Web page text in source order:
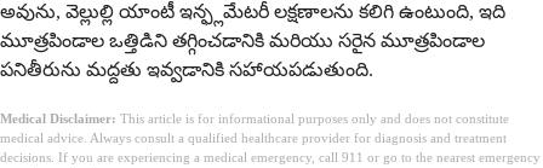
అవును, వెల్లుల్లి యాంటీ ఇన్ఫ్లమేటరీ లక్షణాలను కలిగి ఉంటుంది, ఇది
మూత్రపిండాల ఒత్తిడిని తగ్గించడానికి మరియు సరైన మూత్రపిండాల
పనితీరును మద్దతు ఇవ్వడానికి సహాయపడుతుంది.
Medical Disclaimer: This article is for informational purposes only and does not constitute
medical advice. Always consult a qualified healthcare provider for diagnosis and treatment
decisions. If you are experiencing a medical emergency, call 911 or go to the nearest emergency